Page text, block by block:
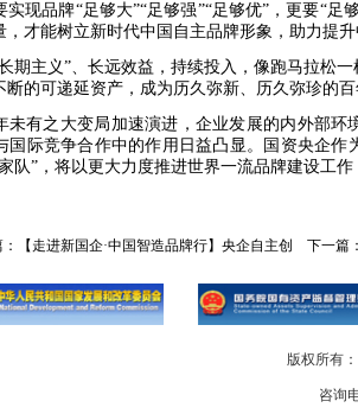
实现品牌“足够大”“足够强”“足够优”，更要“
，才能树立新时代中国自主品牌形象，助力提
期主义”、长远效益，持续投入，像跑马拉松
的可递延资产，成为历久弥新、历久弥珍的百
未有之大变局加速演进，企业发展的内外部
国际竞争合作中的作用日益凸显。国资央企作
队”，将以更大力度推进世界一流品牌建设工
【走进新国企·中国智造品牌行】央企自主创 下一篇
版权所有
咨询